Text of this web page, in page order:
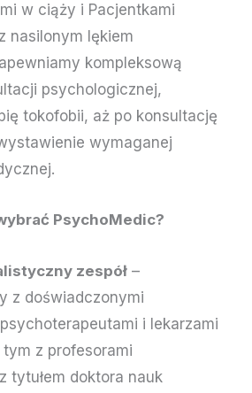
w ciąży i Pacjentkami
nasilonym lękiem
kompleksową
psychologicznej,
tokofobii, aż po konsultację
wymaganej
PsychoMedic?
zespół –
z doświadczonymi
i lekarzami
z profesorami
tytułem doktora nauk